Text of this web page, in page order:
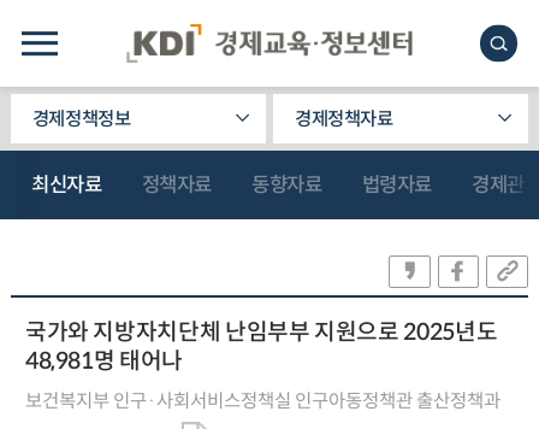
경제정책정보 경제정책자료
최신자료 정책자료 동향자료 법령자료 경제관
국가와 지방자치단체 난임부부 지원으로 2025년도
48,981명 태어나
보건복지부 인구·사회서비스정책실 인구아동정책관 출산정책과